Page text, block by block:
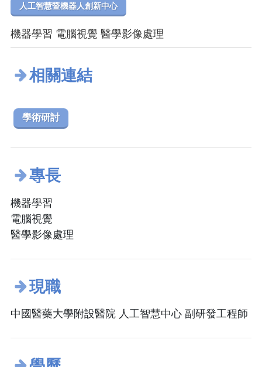
人工智慧暨機器人創新中心
機器學習 電腦視覺 醫學影像處理
相關連結
學術研討
專長
機器學習
電腦視覺
醫學影像處理
現職
中國醫藥大學附設醫院 人工智慧中心 副研發工程師